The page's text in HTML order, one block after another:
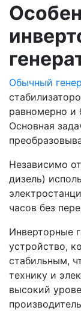
Обычный
равномерно и
Основная
Независимо
дизель)
часов без
Инверторные
устройство,
стабильным,
технику и
высокий